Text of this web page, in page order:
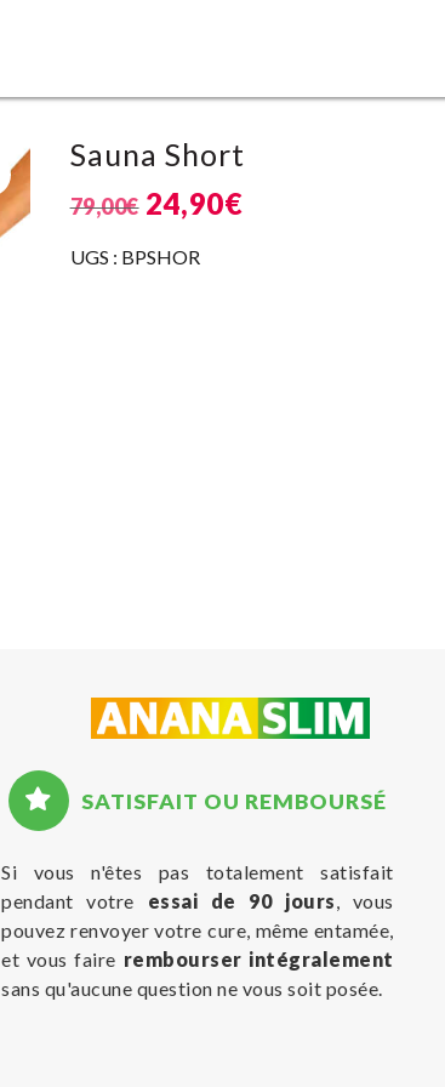
Sauna Short
79,00€ 24,90€
UGS : BPSHOR
SATISFAIT OU REMBOURSÉ
Si vous n'êtes pas totalement satisfait
pendant votre essai de 90 jours , vous
pouvez renvoyer votre cure, même entamée,
et vous faire rembourser intégralement
sans qu'aucune question ne vous soit posée.